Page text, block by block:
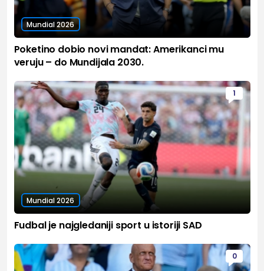
Mundial 2026
Poketino dobio novi mandat: Amerikanci mu
veruju – do Mundijala 2030.
1
Mundial 2026
Fudbal je najgledaniji sport u istoriji SAD
0